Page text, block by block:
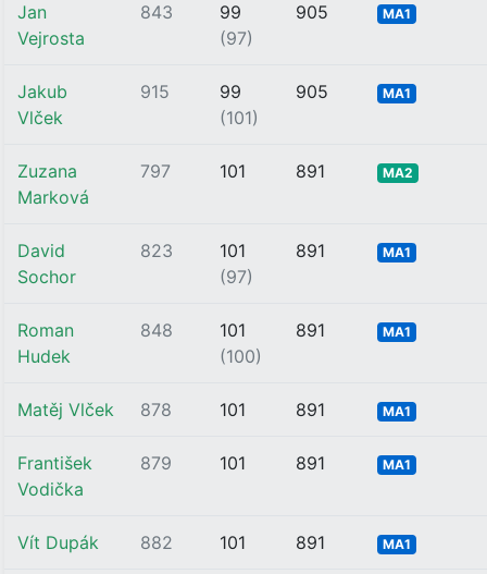
Jan
Vejrosta
843
99
(97)
905 MA1
Jakub
Vlček
915
99
(101)
905 MA1
Zuzana
Marková
797 101 891 MA2
David
Sochor
823
101
(97)
891 MA1
Roman
Hudek
848
101
(100)
891 MA1
Matěj Vlček 878 101 891 MA1
František
Vodička
879 101 891 MA1
Vít Dupák 882 101 891 MA1